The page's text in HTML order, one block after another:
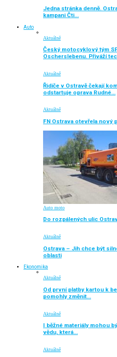
Jedna stránka denně.
kampani Čti…
Auto
Aktuálně
Český motocyklový tým
Oscherslebenu. Přiváží
Aktuálně
Řidiče v Ostravě čekají
odstartuje oprava Rudné…
Aktuálně
FN Ostrava otevřela nový
Auto moto
Do rozpálených ulic
Aktuálně
Ostrava – Jih chce být
oblasti
Ekonomika
Aktuálně
Od první platby kartou k
pomohly změnit…
Aktuálně
I běžné materiály mohou
vědu, která…
Aktuálně